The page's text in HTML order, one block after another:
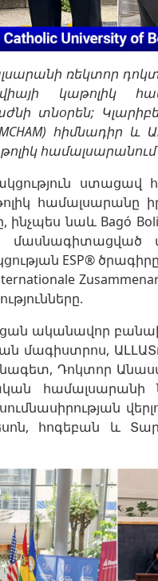
ռեկտոր
կաթոլիկ
տնօրեն;
հիմնադիր
համալսարանում
ստացավ
նաև Bagó
ESP® ծրագիրը,
ականավոր
մագիստրոս,
Դոկտոր
համալսարանի
հոգեբան և